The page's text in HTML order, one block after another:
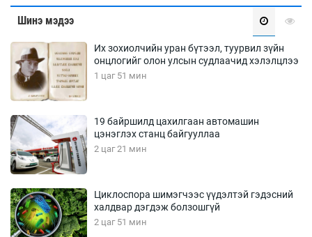
Шинэ мэдээ
Их зохиолчийн уран бүтээл, туурвил зүйн
онцлогийг олон улсын судлаачид хэлэлцлээ
1 цаг 51 мин
19 байршилд цахилгаан автомашин
цэнэглэх станц байгууллаа
2 цаг 21 мин
Циклоспора шимэгчээс үүдэлтэй гэдэсний
халдвар дэгдэж болзошгүй
2 цаг 51 мин